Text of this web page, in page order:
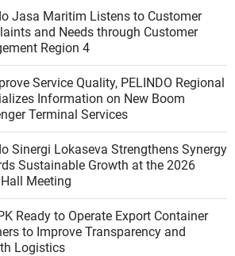
Jasa Maritim Listens to Customer
and Needs through Customer
Region 4
Service Quality, PELINDO Regional
Information on New Boom
Terminal Services
Sinergi Lokaseva Strengthens Synergy
Sustainable Growth at the 2026
Meeting
Ready to Operate Export Container
to Improve Transparency and
Logistics